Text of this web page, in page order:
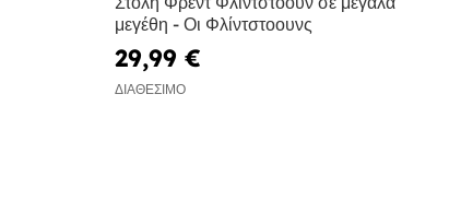
μεγέθη - Οι Φλίντστοουνς
29,99 €
ΔΙΑΘΈΣΙΜΟ